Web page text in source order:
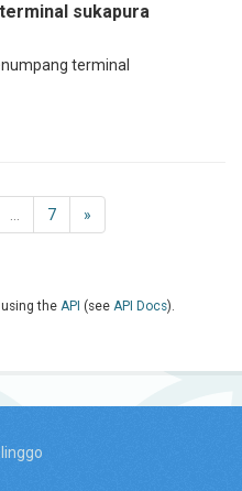
sukapura
terminal
... 7 »
the API (see API Docs).